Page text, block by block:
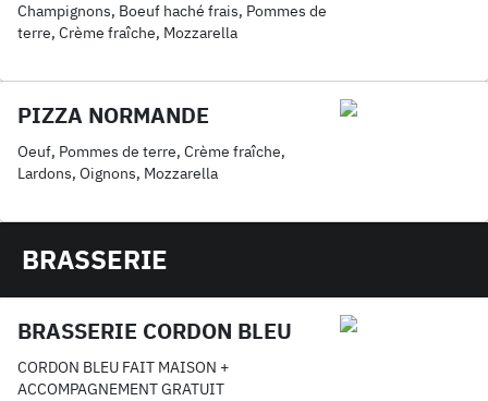
Champignons, Boeuf haché frais, Pommes de
terre, Crème fraîche, Mozzarella
PIZZA NORMANDE
Oeuf, Pommes de terre, Crème fraîche,
Lardons, Oignons, Mozzarella
BRASSERIE
BRASSERIE CORDON BLEU
CORDON BLEU FAIT MAISON +
ACCOMPAGNEMENT GRATUIT